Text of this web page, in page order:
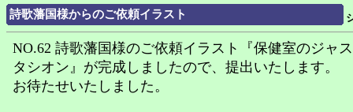
詩歌藩国様からのご依頼イラスト
NO.62 詩歌藩国様のご依頼イラスト『保健室のジャ
タシオン』が完成しましたので、提出いたします。
お待たせいたしました。